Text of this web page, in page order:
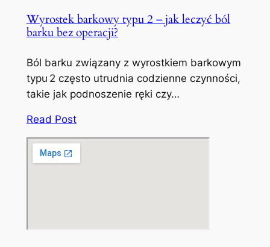
Wyrostek barkowy typu 2 – jak leczyć ból
barku bez operacji?
Ból barku związany z wyrostkiem barkowym
typu 2 często utrudnia codzienne czynności,
takie jak podnoszenie ręki czy…
Read Post